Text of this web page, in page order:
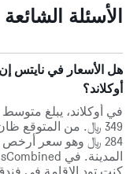
الأسئلة
أوكلاند؟
349 ﷼. من المتوقع